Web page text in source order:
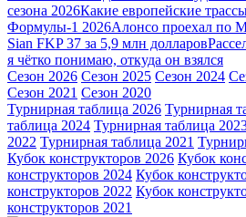
сезона 2026Какие европейские
Формулы-1 2026Алонсо проехал по
Sian FKP 37 за 5,9 млн долларов
я чётко понимаю, откуда он взялся
Сезон 2026 Сезон 2025 Сезон 2024
Сезон 2021 Сезон 2020
Турнирная таблица 2026 Турнирная
таблица 2024 Турнирная таблица
2022 Турнирная таблица 2021
Кубок конструкторов 2026 Кубок
конструкторов 2024 Кубок
конструкторов 2022 Кубок
конструкторов 2021